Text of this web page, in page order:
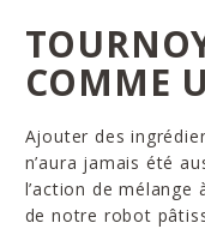
COMME
Ajouter des
n’aura jamais été
l’action de mélange
de notre robot